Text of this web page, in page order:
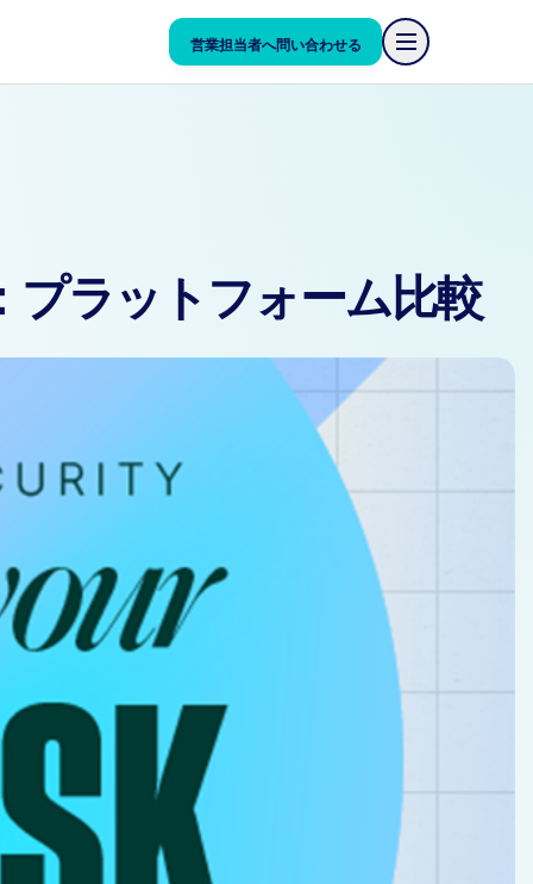
営業担当者へ問い合わせる
営業担当者へ問い合わせる
ラットフォーム比較